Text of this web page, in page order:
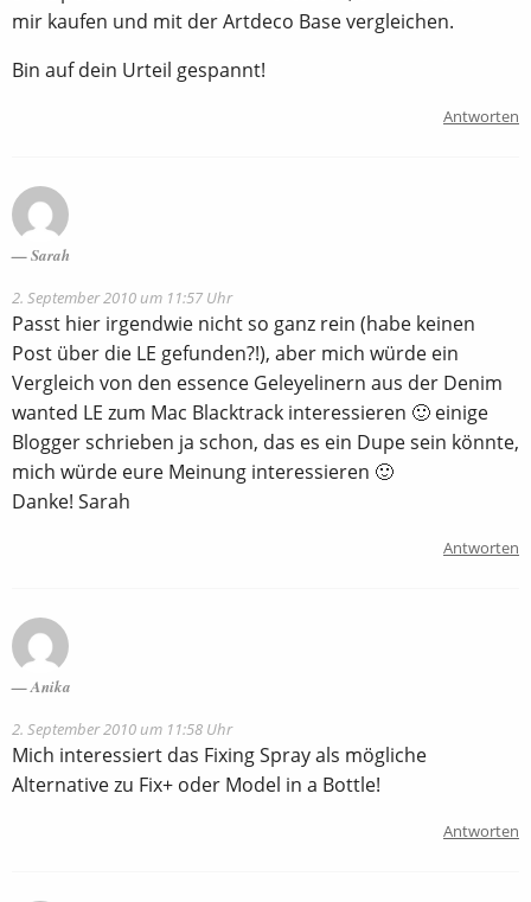
mir kaufen und mit der Artdeco Base vergleichen.
Bin auf dein Urteil gespannt!
Antworten
Sarah
2. September 2010 um 11:57 Uhr
Passt hier irgendwie nicht so ganz rein (habe keinen
Post über die LE gefunden?!), aber mich würde ein
Vergleich von den essence Geleyelinern aus der Denim
wanted LE zum Mac Blacktrack interessieren 🙂 einige
Blogger schrieben ja schon, das es ein Dupe sein könnte,
mich würde eure Meinung interessieren 🙂
Danke! Sarah
Antworten
Anika
2. September 2010 um 11:58 Uhr
Mich interessiert das Fixing Spray als mögliche
Alternative zu Fix+ oder Model in a Bottle!
Antworten